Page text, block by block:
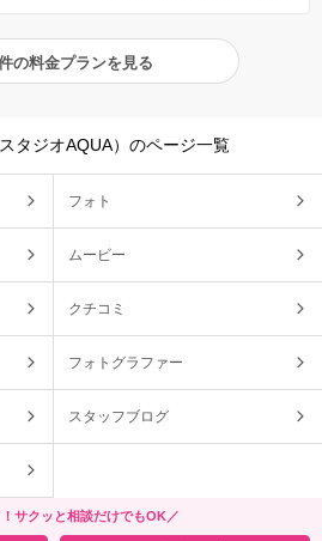
の料金プランを見る
タジオAQUA）のページ一覧
フォト
ムービー
クチコミ
フォトグラファー
スタッフブログ
サクッと相談だけでもOK／